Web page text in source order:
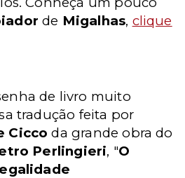
de Migalhas, clique
de livro muito
tradução feita por
Ciccoda grande obra do
Perlingieri, "O